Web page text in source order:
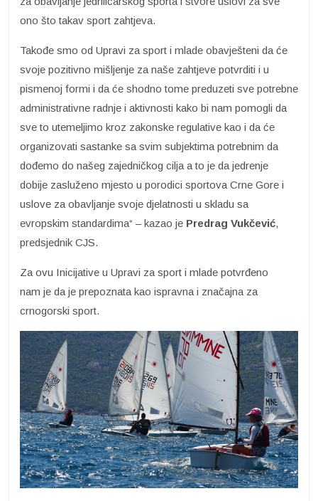
ono što takav sport zahtjeva.
Takođe smo od Upravi za sport i mlade obavješteni da će
svoje pozitivno mišljenje za naše zahtjeve potvrditi i u
pismenoj formi i da će shodno tome preduzeti sve potrebne
administrativne radnje i aktivnosti kako bi nam pomogli da
sve to utemeljimo kroz zakonske regulative kao i da će
organizovati sastanke sa svim subjektima potrebnim da
dođemo do našeg zajedničkog cilja a to je da jedrenje
dobije zasluženo mjesto u porodici sportova Crne Gore i
uslove za obavljanje svoje djelatnosti u skladu sa
evropskim standardima“ – kazao je Predrag Vukčević,
predsjednik CJS.
Za ovu Inicijative u Upravi za sport i mlade potvrđeno
nam je da je prepoznata kao ispravna i značajna za
crnogorski sport.